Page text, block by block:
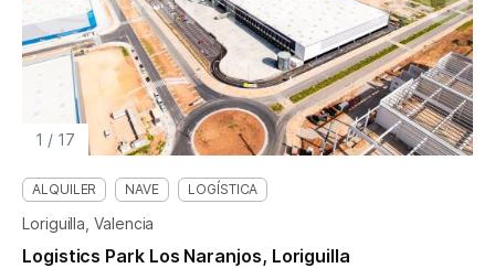
1 / 17
ALQUILER NAVE LOGÍSTICA
Loriguilla, Valencia
Logistics Park Los Naranjos, Loriguilla